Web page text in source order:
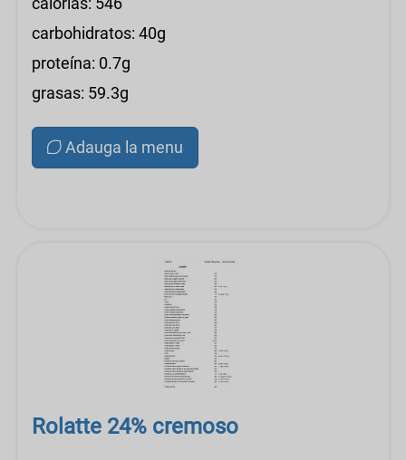
carbohidratos: 40g
proteína: 0.7g
grasas: 59.3g
Adauga la menu
Rolatte 24% cremoso